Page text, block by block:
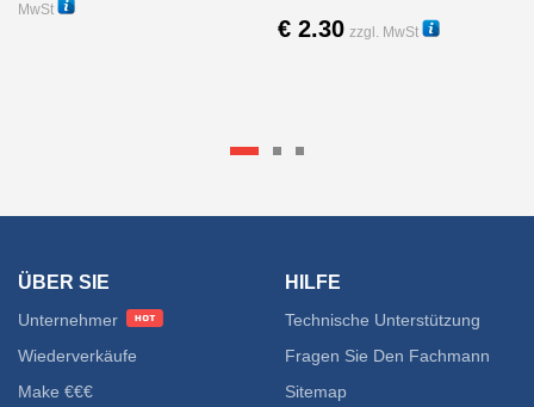
MwSt
weist
Optionen
€ 2.30 zzgl. MwSt
ÜBER SIE
Unternehmer
Wiederverkäufe
Make €€€
HILFE
Technische Unterstützung
Fragen Sie Den Fachmann
Sitemap